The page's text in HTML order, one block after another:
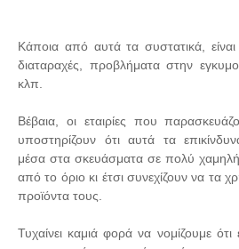
Κάποια από αυτά τα συστατικά,
διαταραχές, προβλήματα στην
κλπ.
Βέβαια, οι εταιρίες που
υποστηρίζουν ότι αυτά τα
μέσα στα σκευάσματα σε πολύ
από το όριο κι έτσι συνεχίζουν να τα
προϊόντα τους.
Τυχαίνει καμιά φορά να νομίζουμε